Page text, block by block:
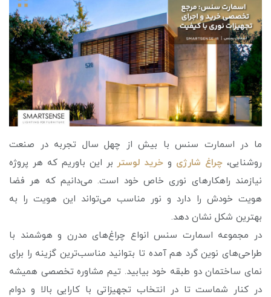
ما در اسمارت سنس با بیش از چهل سال تجربه در صنعت
روشنایی، چراغ شارژی و خرید لوستر بر این باوریم که هر پروژه
نیازمند راهکارهای نوری خاص خود است. می‌دانیم که هر فضا
هویت خودش را دارد و نور مناسب می‌تواند این هویت را به
بهترین شکل نشان دهد.
در مجموعه اسمارت سنس انواع چراغ‌های مدرن و هوشمند با
طراحی‌های نوین گرد هم آمده تا بتوانید مناسب‌ترین گزینه را برای
نمای ساختمان دو طبقه خود بیابید. تیم مشاوره تخصصی همیشه
در کنار شماست تا در انتخاب تجهیزاتی با کارایی بالا و دوام